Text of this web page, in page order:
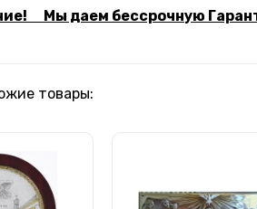
Мы даем бессрочную
товары: